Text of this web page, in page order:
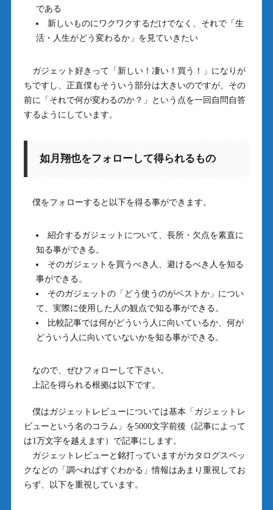
である
新しいものにワクワクするだけでなく、それで「生
活・人生がどう変わるか」を見ていきたい
ガジェット好きって「新しい！凄い！買う！」になりが
ちですし、正直僕もそういう部分は大きいのですが、その
前に「それで何が変わるのか？」という点を一回自問自答
するようにしています。
如月翔也をフォローして得られるもの
僕をフォローすると以下を得る事ができます。
紹介するガジェットについて、長所・欠点を素直に
知る事ができる。
そのガジェットを買うべき人、避けるべき人を知る
事ができる。
そのガジェットの「どう使うのがベストか」につい
て、実際に使用した人の観点で知る事ができる。
比較記事では何がどういう人に向いているか、何が
どういう人に向いていないかを知る事ができる。
なので、ぜひフォローして下さい。
上記を得られる根拠は以下です。
僕はガジェットレビューについては基本「ガジェットレ
ビューという名のコラム」を5000文字前後（記事によって
は1万文字を越えます）で記事にします。
ガジェットレビューと銘打っていますがカタログスペッ
クなどの「調べればすぐわかる」情報はあまり重視してお
らず、以下を重視しています。